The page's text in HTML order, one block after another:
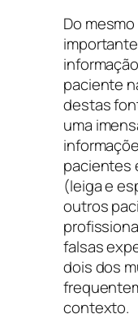
Do
paciente
destas
uma
pacientes
(leiga e
outros
falsas
dois dos
contexto.